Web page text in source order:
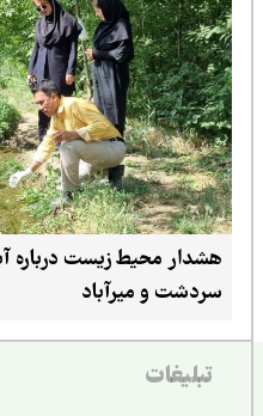
هشدار محیط زیست درباره
سردشت و میرآباد
تبلیغات